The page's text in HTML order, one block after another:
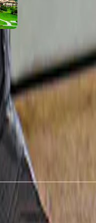
Voir toutes les